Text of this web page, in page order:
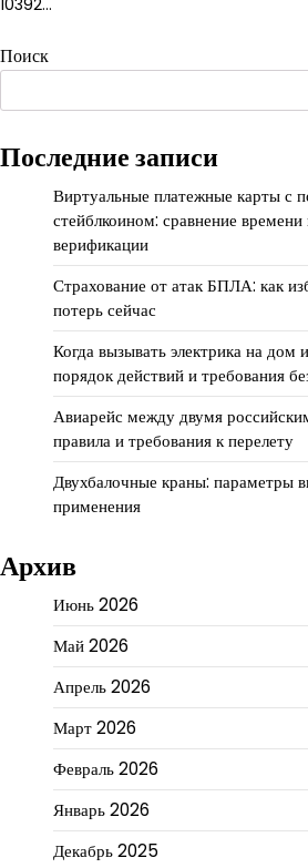
Поиск
Последние записи
Виртуальные платежные карты с
стейблкоином: сравнение
верификации
Страхование от атак БПЛА: как
потерь сейчас
Когда вызывать электрика на дом
порядок действий и требования
Авиарейс между двумя
правила и требования к перелету
Двухбалочные краны: параметры
применения
Архив
Июнь 2026
Май 2026
Апрель 2026
Март 2026
Февраль 2026
Январь 2026
Декабрь 2025